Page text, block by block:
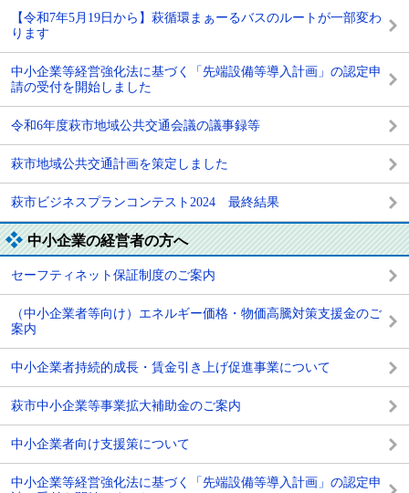
【令和7年5月19日から】萩循環まぁーるバスのルートが一部変わ
ります
中小企業等経営強化法に基づく「先端設備等導入計画」の認定申
請の受付を開始しました
令和6年度萩市地域公共交通会議の議事録等
萩市地域公共交通計画を策定しました
萩市ビジネスプランコンテスト2024 最終結果
中小企業の経営者の方へ
セーフティネット保証制度のご案内
（中小企業者等向け）エネルギー価格・物価高騰対策支援金のご
案内
中小企業者持続的成長・賃金引き上げ促進事業について
萩市中小企業等事業拡大補助金のご案内
中小企業者向け支援策について
中小企業等経営強化法に基づく「先端設備等導入計画」の認定申